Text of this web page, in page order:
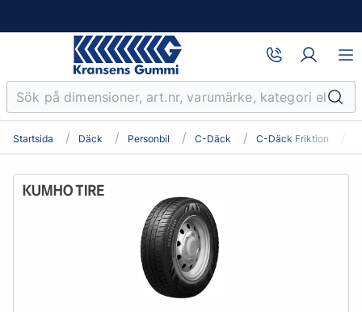
Startsida Däck Personbil C-Däck C-Däck Friktion